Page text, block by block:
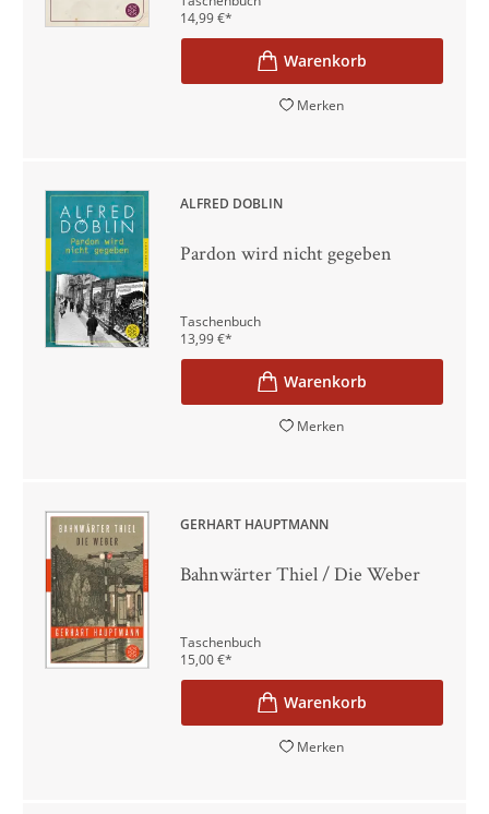
14,99€*
Merken
ALFRED DÖBLIN
Pardon wird nicht gegeben
Taschenbuch
13,99€*
Merken
GERHART HAUPTMANN
Bahnwärter Thiel / Die Weber
Taschenbuch
15,00€*
Merken